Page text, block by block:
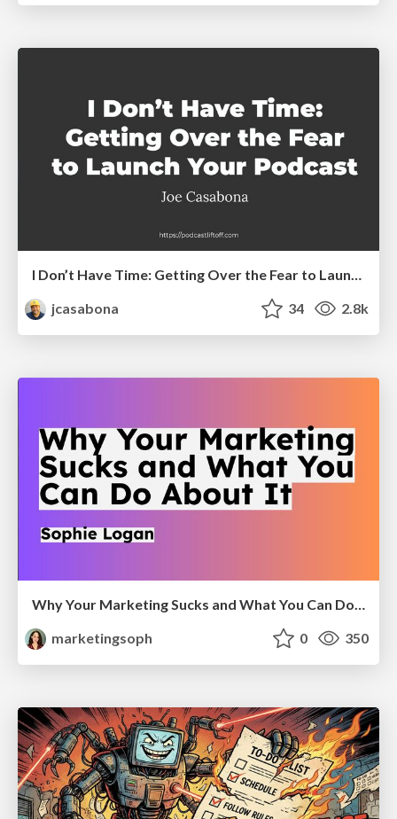
I Don’t Have Time: Getting Over the Fear to Launch Your Podcast
jcasabona
34 2.8k
Why Your Marketing Sucks and What You Can Do About It - Sophie Logan
marketingsoph
0 350